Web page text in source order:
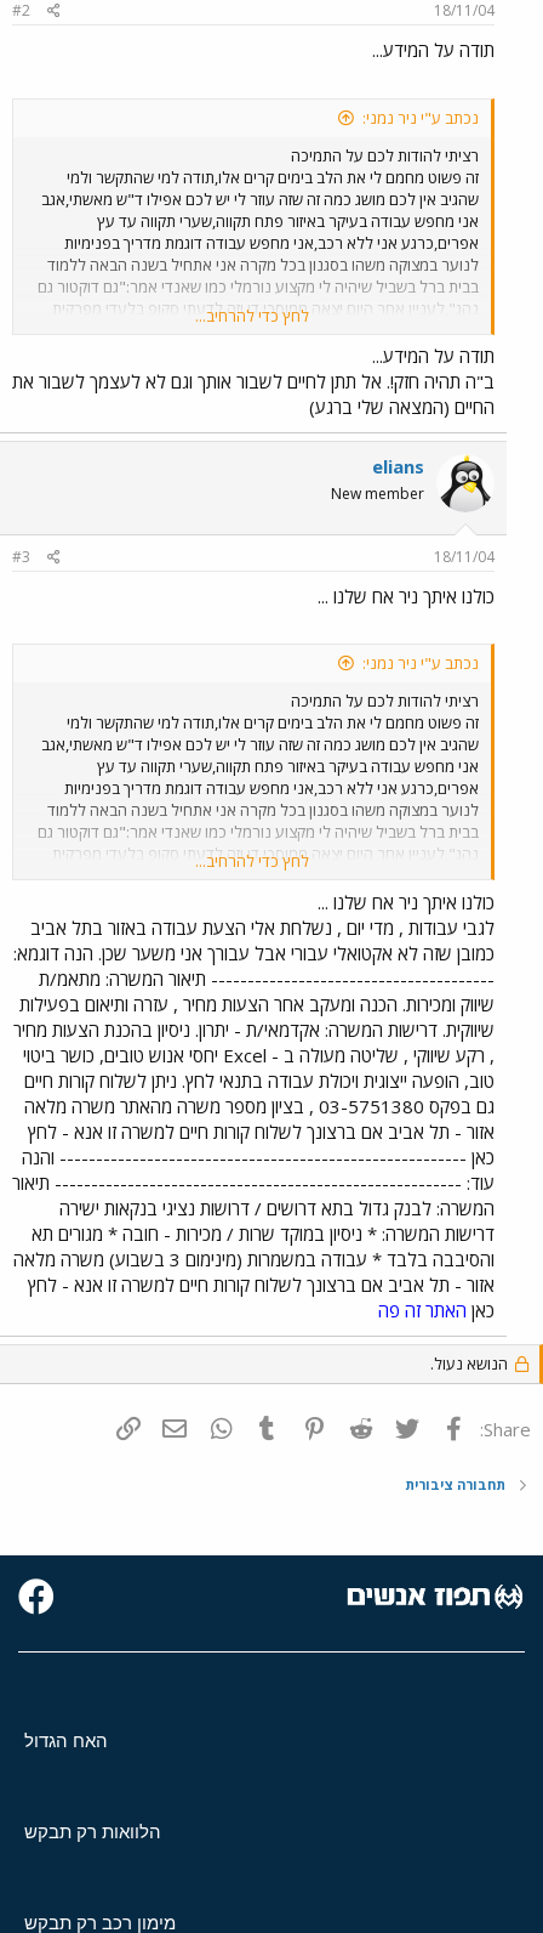
18/11/04
#2
תודה על המידע...
נכתב ע"י ניר נמני:
רציתי להודות לכם על התמיכה
זה פשוט מחמם לי את הלב בימים קרים אלו,תודה למי שהתקשר ולמי
שהגיב אין לכם מושג כמה זה שזה עוזר לי יש לכם אפילו ד"ש מאשתי,אגב
אני מחפש עבודה בעיקר באיזור פתח תקווה,שערי תקווה עד עץ
אפרים,כרגע אני ללא רכב,אני מחפש עבודה דוגמת מדריך בפנימיות
לנוער במצוקה משהו בסגנון בכל מקרה אני אתחיל בשנה הבאה ללמוד
בבית ברל בשביל שיהיה לי מקצוע נורמלי כמו שאנדי אמר:"גם דוקטור גם
נהג",לעניין אחר היום יצאה ממוסכי דן וזה לדעתי סקופ בלעדי מפרקית
458 נסעתי עליה בקו 40 ,אחלה תאוצה טובה,נוחה מאוד גם יחסית
למכונות גבוהות והמזגן אחלה,הדלת האמצעית קצת מגיבה לאט,וחלק מליד
הנהג היה פתוח,בנוסף יש תצוגה מתחלפת מתחת לשלט העוצר שלפי
אנדי(שנתן לי הרבה מידע עליה ותודה רבה לו)אמור לתת מידע על התחנות
של הקו,בכל מקרה לטעמי היא מהווה תחליף לא רע בכלל למפרקיות
הישנות,חבך רק שהשביתו את ה250 היא הייתה יחסית אחלה מכונה,חברה
הרבה ניר נמני.
לחץ כדי להרחיב...
תודה על המידע...
ב"ה תהיה חזק!. אל תתן לחיים לשבור אותך וגם לא לעצמך לשבור את
החיים (המצאה שלי ברגע)
elians
New member
18/11/04
#3
כולנו איתך ניר אח שלנו ...
נכתב ע"י ניר נמני:
רציתי להודות לכם על התמיכה
זה פשוט מחמם לי את הלב בימים קרים אלו,תודה למי שהתקשר ולמי
שהגיב אין לכם מושג כמה זה שזה עוזר לי יש לכם אפילו ד"ש מאשתי,אגב
אני מחפש עבודה בעיקר באיזור פתח תקווה,שערי תקווה עד עץ
אפרים,כרגע אני ללא רכב,אני מחפש עבודה דוגמת מדריך בפנימיות
לנוער במצוקה משהו בסגנון בכל מקרה אני אתחיל בשנה הבאה ללמוד
בבית ברל בשביל שיהיה לי מקצוע נורמלי כמו שאנדי אמר:"גם דוקטור גם
נהג",לעניין אחר היום יצאה ממוסכי דן וזה לדעתי סקופ בלעדי מפרקית
458 נסעתי עליה בקו 40 ,אחלה תאוצה טובה,נוחה מאוד גם יחסית
למכונות גבוהות והמזגן אחלה,הדלת האמצעית קצת מגיבה לאט,וחלק מליד
הנהג היה פתוח,בנוסף יש תצוגה מתחלפת מתחת לשלט העוצר שלפי
אנדי(שנתן לי הרבה מידע עליה ותודה רבה לו)אמור לתת מידע על התחנות
של הקו,בכל מקרה לטעמי היא מהווה תחליף לא רע בכלל למפרקיות
הישנות,חבך רק שהשביתו את ה250 היא הייתה יחסית אחלה מכונה,חברה
שוב אני מודה לכם אני עדיין על הפלאפון0545553818 אוהב אותכם
הרבה ניר נמני.
לחץ כדי להרחיב...
כולנו איתך ניר אח שלנו ...
לגבי עבודות , מדי יום , נשלחת אלי הצעת עבודה באזור בתל אביב
כמובן שזה לא אקטואלי עבורי אבל עבורך אני משער שכן. הנה דוגמא:
--------------------------------------- תיאור המשרה: מתאמ/ת
שיווק ומכירות. הכנה ומעקב אחר הצעות מחיר , עזרה ותיאום בפעילות
שיווקית. דרישות המשרה: אקדמאי/ת - יתרון. ניסיון בהכנת הצעות מחיר
, רקע שיווקי , שליטה מעולה ב - Excel יחסי אנוש טובים, כושר ביטוי
טוב, הופעה ייצוגית ויכולת עבודה בתנאי לחץ. ניתן לשלוח קורות חיים
גם בפקס 03-5751380 , בציון מספר משרה מהאתר משרה מלאה
אזור - תל אביב אם ברצונך לשלוח קורות חיים למשרה זו אנא - לחץ
כאן -------------------------------------------------------- והנה
עוד: -------------------------------------------------------- תיאור
המשרה: לבנק גדול בתא דרושים / דרושות נציגי בנקאות ישירה
דרישות המשרה: * ניסיון במוקד שרות / מכירות - חובה * מגורים תא
והסיבבה בלבד * עבודה במשמרות (מינימום 3 בשבוע) משרה מלאה
אזור - תל אביב אם ברצונך לשלוח קורות חיים למשרה זו אנא - לחץ
כאן האתר זה פה
הנושא נעול.
Share: פייסבוק Twitter
Reddit
Pinterest
Tumblr
WhatsAppדואר אלקטרוני
תחבורה ציבורית
האח הגדול
הלוואות רק תבקש
מימון רכב רק תבקש